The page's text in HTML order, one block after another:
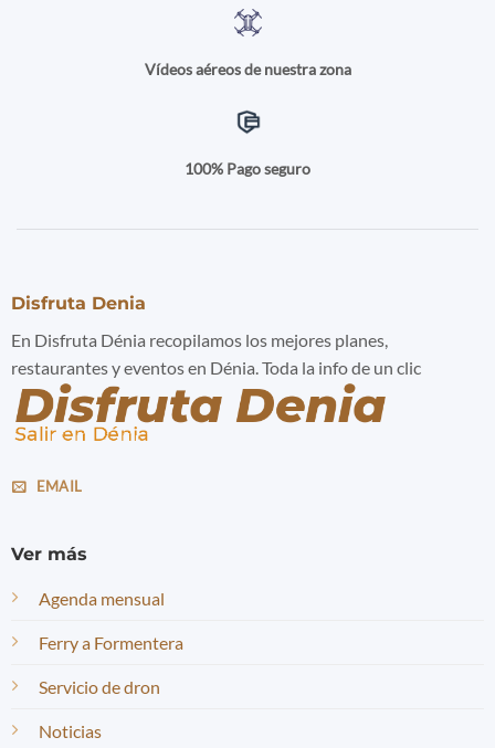
Vídeos aéreos de nuestra zona
100% Pago seguro
Disfruta Denia
En Disfruta Dénia recopilamos los mejores planes,
restaurantes y eventos en Dénia. Toda la info de un clic
EMAIL
Ver más
Agenda mensual
Ferry a Formentera
Servicio de dron
Noticias